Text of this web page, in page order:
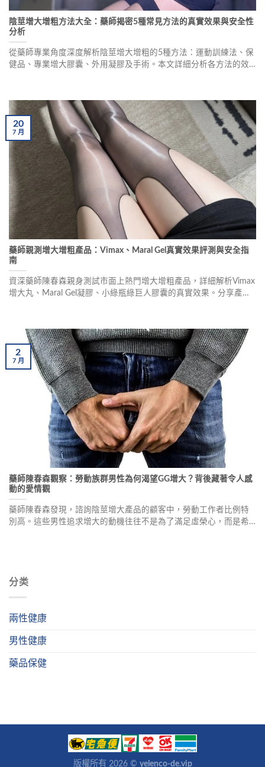
分类
兩性健康
男性健康
藥品保健
陰莖增大增粗方法大全：藥師揭密5種常見方法的真實效果與安全性
分析
從藥師專業角度深度解析陰莖增大增粗的5種方法：運動訓練法、保
健品、專業增大膠囊、外用凝膠及手術。本文詳細分析各方法的效
藥師親測增大增粗產品：Vimax、Maral Gel真實效果評測與安全指
南
資深藥師陳春森親身測試市面上熱門增大增粗產品，詳細解析Vimax
增大丸、Maral Gel凝膠、小綠瓶綠巨人膠囊的真實效果。分享產品
20
7月
藥師陳春森觀察：勞動族群男性為何渴望GG增大？背後藏著令人感
動的愛情觀
藥師陳春森發現，諮詢陰莖增大產品的顧客中，勞動工作者比例特
別高。這些男性追求增大的動機往往不是為了滿足虛榮心，而是希
2
7月
版權所有 2026 © yelenco-de.vip